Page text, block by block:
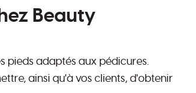
Beauty
pieds adaptés aux pédicures.
ainsi qu'à vos clients, d'obtenir